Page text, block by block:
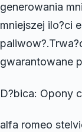
generowania
mniejszej ilo?ci
gwarantowane
D?bica: Opony
alfa romeo